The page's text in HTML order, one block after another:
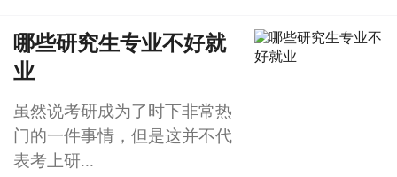
哪些研究生专业不好就
业
虽然说考研成为了时下非常热
门的一件事情，但是这并不代
表考上研...